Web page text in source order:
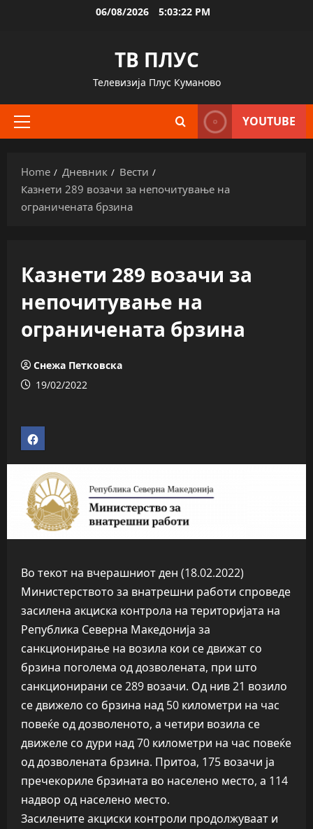
06/08/2026 5:03:22 PM
ТВ ПЛУС
Телевизија Плус Куманово
Primary
YOUTUBE
Home Дневник
Вести
Казнети 289 возачи за непочитување на
ограничената брзина
Казнети 289 возачи за
непочитување на
ограничената брзина
Снежа Петковска
19/02/2022
Во текот на вчерашниот ден (18.02.2022)
Министерството за внатрешни работи спроведе
засилена акциска контрола на територијата на
Република Северна Македонија за
санкционирање на возила кои се движат со
брзина поголема од дозволената, при што
санкционирани се 289 возачи. Од нив 21 возило
се движело со брзина над 50 километри на час
повеќе од дозволеното, а четири возила се
движеле со дури над 70 километри на час повеќе
од дозволената брзина. Притоа, 175 возачи ја
пречекориле брзината во населено место, а 114
надвор од населено место.
Засилените акциски контроли продолжуваат и